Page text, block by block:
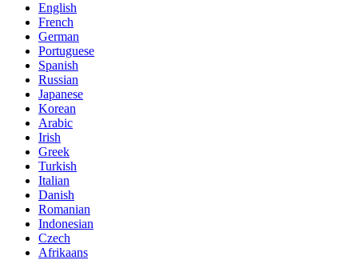
English
French
German
Portuguese
Spanish
Russian
Japanese
Korean
Arabic
Irish
Greek
Turkish
Italian
Danish
Romanian
Indonesian
Czech
Afrikaans